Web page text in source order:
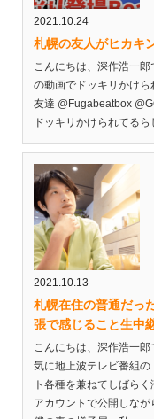
2021.10.24
札幌の友人がヒカキ
こんにちは、深作浩一
の動画でドッキリかけ
友達 @Fugabeatbox
ドッキリかけられてる
2021.10.13
札幌在住の普通だっ
張で感じること生中
こんにちは、深作浩一
気に地上波テレビ番組
ト各種を兼ねてしばら
アカウントで公開しな